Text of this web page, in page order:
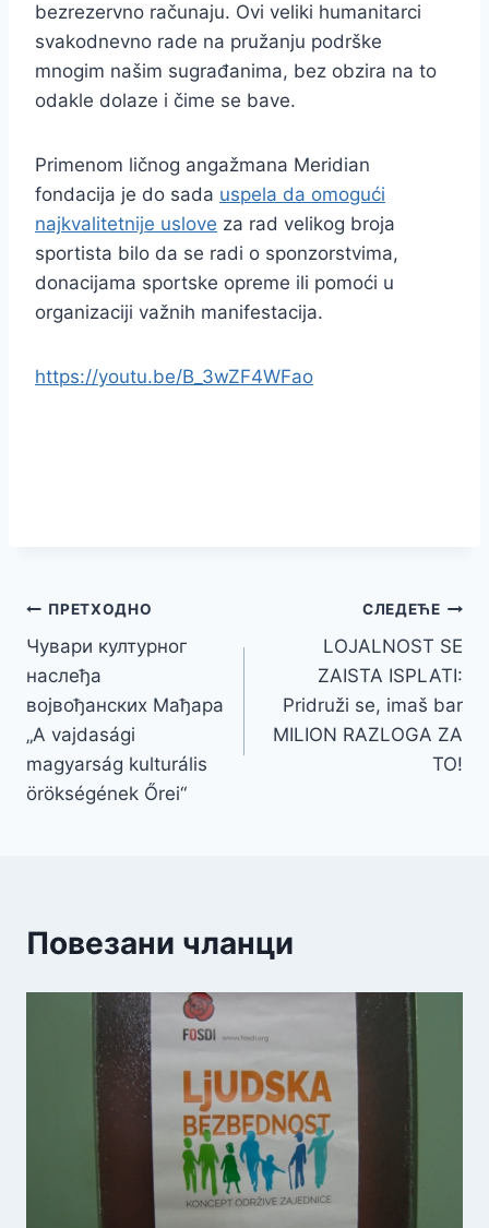
bezrezervno računaju. Ovi veliki humanitarci
svakodnevno rade na pružanju podrške
mnogim našim sugrađanima, bez obzira na to
odakle dolaze i čime se bave.
Primenom ličnog angažmana Meridian
fondacija je do sada uspela da omogući
najkvalitetnije uslove za rad velikog broja
sportista bilo da se radi o sponzorstvima,
donacijama sportske opreme ili pomoći u
organizaciji važnih manifestacija.
https://youtu.be/B_3wZF4WFao
Кретање
чланка
ПРЕТХОДНО
Чувари културног
наслеђа
војвођанских Мађара
„A vajdasági
magyarság kulturális
örökségének Őrei“
СЛЕДЕЋЕ
LOJALNOST SE
ZAISTA ISPLATI:
Pridruži se, imaš bar
MILION RAZLOGA ZA
TO!
Повезани чланци